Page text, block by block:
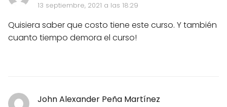
13 septiembre, 2021 a las 18:29
Quisiera saber que costo tiene este curso. Y también
cuanto tiempo demora el curso!
John Alexander Peña Martínez